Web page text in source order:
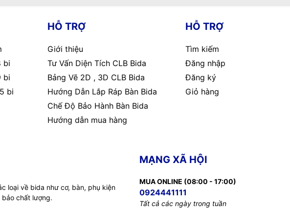
bi
bi
bi
HỖ TRỢ
Giới thiệu
Tư Vấn Diện Tích CLB Bida
Bảng Vẽ 2D , 3D CLB Bida
Hướng Dẫn Lắp Ráp Bàn Bida
Chế Độ Bảo Hành Bàn Bida
Hướng dẫn mua hàng
HỖ TRỢ
Tìm kiếm
Đăng nhập
Đăng ký
Giỏ hàng
loại về bida như cơ, bàn, phụ kiện
chất lượng.
MẠNG XÃ HỘI
MUA ONLINE (08:00 - 17:00)
0924441111
Tất cả các ngày trong tuần